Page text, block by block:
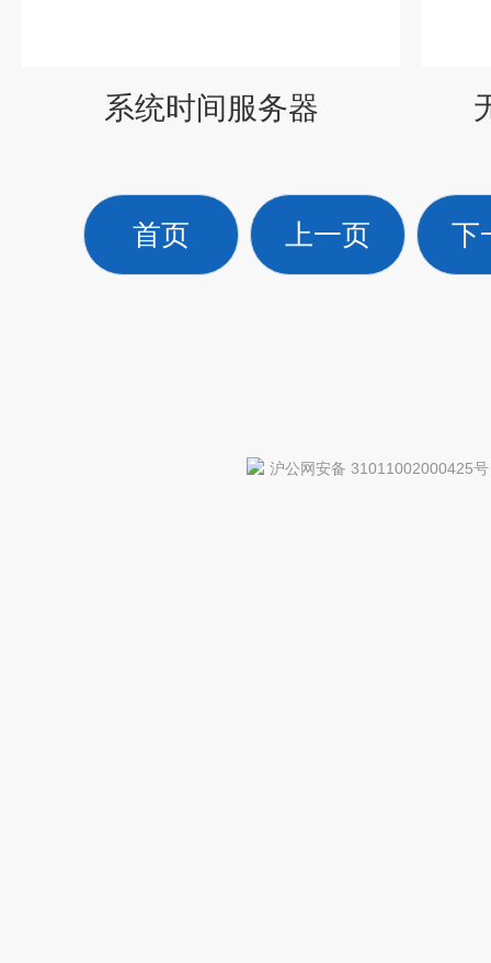
系统时间服务器
首页 上一页 下
沪公网安备 31011002000425号